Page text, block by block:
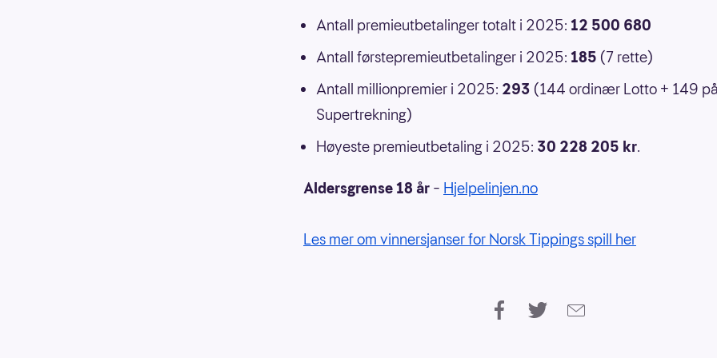
Antall premieutbetalinger totalt i 2025: 12 500 680
Antall førstepremieutbetalinger i 2025: 185 (7 rette)
Antall millionpremier i 2025: 293 (144 ordinær Lotto + 149
Supertrekning)
Høyeste premieutbetaling i 2025: 30 228 205 kr.
Aldersgrense 18 år – Hjelpelinjen.no
Les mer om vinnersjanser for Norsk Tippings spill her